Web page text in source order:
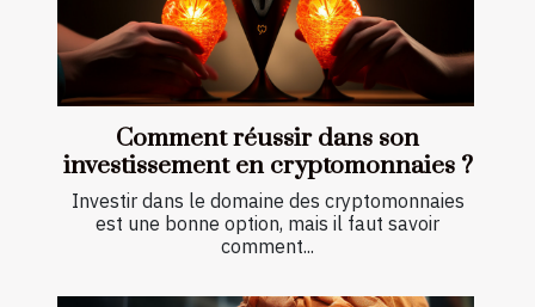
Comment réussir dans son
investissement en cryptomonnaies ?
Investir dans le domaine des cryptomonnaies
est une bonne option, mais il faut savoir
comment...